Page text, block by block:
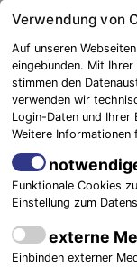
Springe
Inhalt
Blaulichtreport
Elbe-Elster
27.07.2016
27. Juli 2016 -
Verwendung von
Auf unseren
eingebunden. Mit
stimmen den
verwenden wir
Login-Daten und Ihrer
Weitere Informationen
Funktionale Cookies
Einstellung zum
externe
Einbinden externer